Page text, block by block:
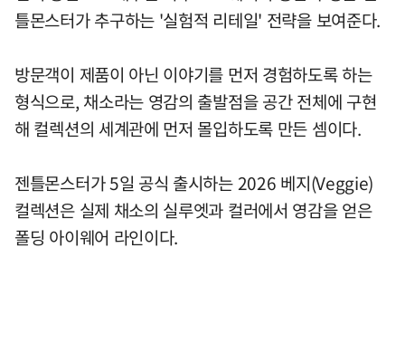
틀몬스터가 추구하는 '실험적 리테일' 전략을 보여준다.
방문객이 제품이 아닌 이야기를 먼저 경험하도록 하는
형식으로, 채소라는 영감의 출발점을 공간 전체에 구현
해 컬렉션의 세계관에 먼저 몰입하도록 만든 셈이다.
젠틀몬스터가 5일 공식 출시하는 2026 베지(Veggie)
컬렉션은 실제 채소의 실루엣과 컬러에서 영감을 얻은
폴딩 아이웨어 라인이다.